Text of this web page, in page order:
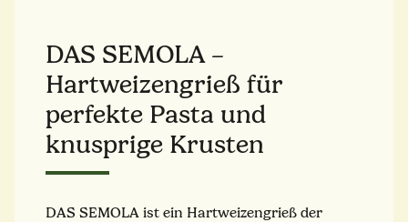
DAS SEMOLA –
Hartweizengrieß für
perfekte Pasta und
knusprige Krusten
DAS SEMOLA ist ein Hartweizengrieß der